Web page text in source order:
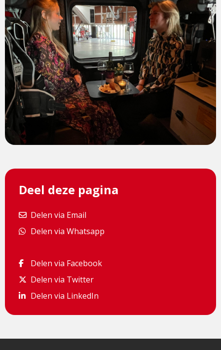
Deel deze pagina
Delen via Email
Delen via Email
Delen via Whatsapp
Delen via Whatsapp
Delen via Facebook
Delen via Facebook
Delen via Twitter
Delen via Twitter
Delen via LinkedIn
Delen via LinkedIn